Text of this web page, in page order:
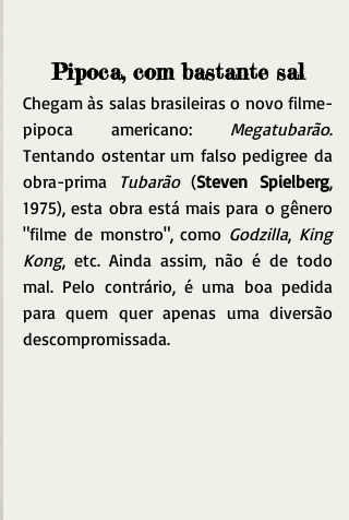
Pipoca, com bastante sal
Chegam às salas brasileiras o novo filme-
pipoca americano: Megatubarão.
Tentando ostentar um falso pedigree da
obra-prima
Tubarão (Steven Spielberg,
1975), esta obra está mais para o gênero
"filme de monstro", como Godzilla, King
Kong, etc. Ainda assim, não é de todo
mal. Pelo contrário, é uma boa pedida
para quem quer apenas uma diversão
descompromissada.